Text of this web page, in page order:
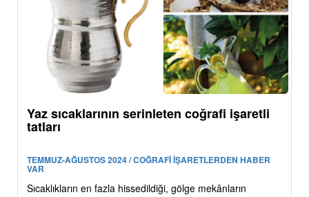
Yaz sıcaklarının serinleten coğrafi işaretli
tatları
TEMMUZ-AĞUSTOS 2024 / COĞRAFİ İŞARETLERDEN HABER
VAR
Sıcaklıkların en fazla hissedildiği, gölge mekânların